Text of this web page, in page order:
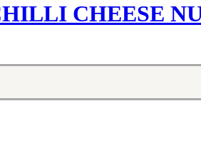
CHEESE